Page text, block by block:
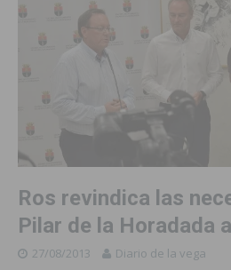
Ros revindica las
Pilar de la Horadada
27/08/2013 Diario de la vega